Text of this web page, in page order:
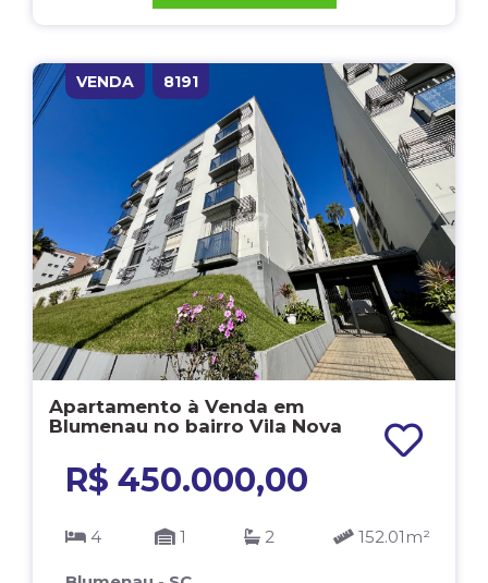
VENDA 8191
Apartamento à Venda em
Blumenau no bairro Vila Nova
R$ 450.000,00
4 1 2 152.01m²